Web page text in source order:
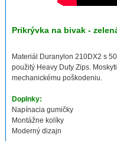
Prikrývka na bivak -
Materiál Duranylon 210DX2 s
použitý Heavy Duty Zips.
mechanickému poškodeniu.
Doplnky:
Napínacia gumičky
Montážne kolíky
Moderný dizajn